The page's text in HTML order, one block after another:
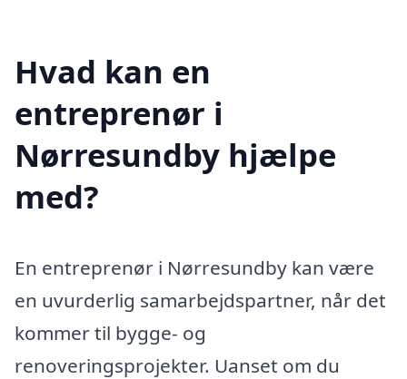
Hvad kan en
entreprenør i
Nørresundby hjælpe
med?
En entreprenør i Nørresundby kan være
en uvurderlig samarbejdspartner, når det
kommer til bygge- og
renoveringsprojekter. Uanset om du